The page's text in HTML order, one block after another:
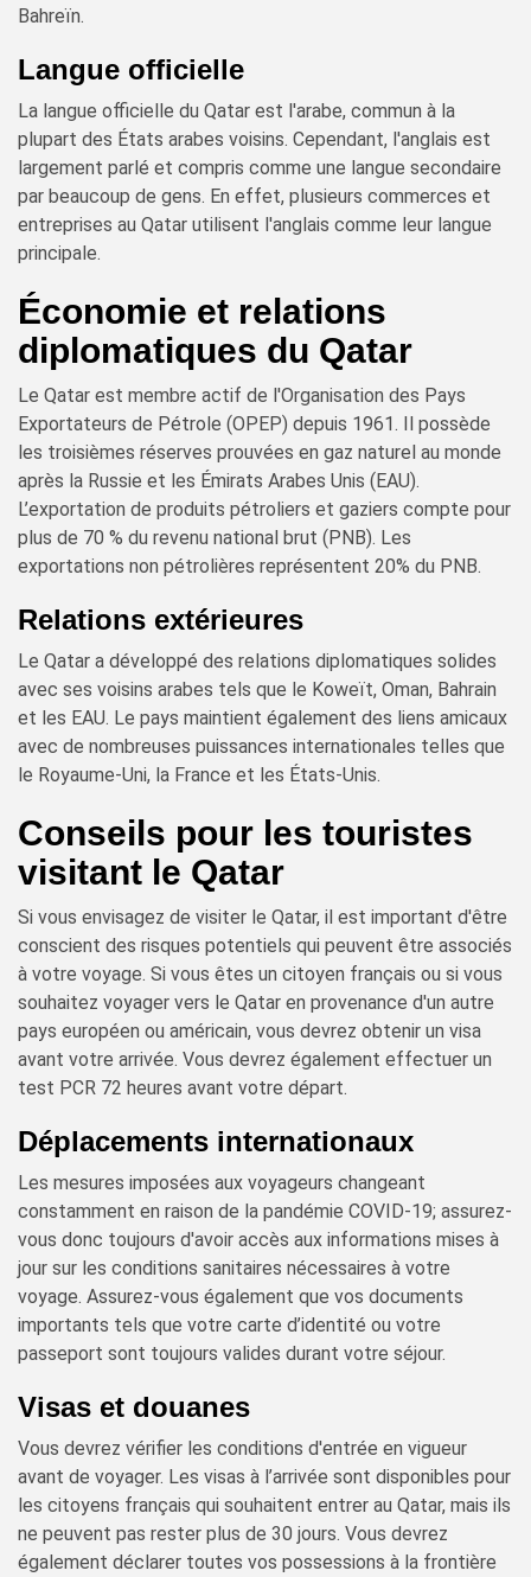
Bahreïn.
Langue officielle
La langue officielle du Qatar est l'arabe, commun à la
plupart des États arabes voisins. Cependant, l'anglais est
largement parlé et compris comme une langue secondaire
par beaucoup de gens. En effet, plusieurs commerces et
entreprises au Qatar utilisent l'anglais comme leur langue
principale.
Économie et relations
diplomatiques du Qatar
Le Qatar est membre actif de l'Organisation des Pays
Exportateurs de Pétrole (OPEP) depuis 1961. Il possède
les troisièmes réserves prouvées en gaz naturel au monde
après la Russie et les Émirats Arabes Unis (EAU).
L’exportation de produits pétroliers et gaziers compte pour
plus de 70 % du revenu national brut (PNB). Les
exportations non pétrolières représentent 20% du PNB.
Relations extérieures
Le Qatar a développé des relations diplomatiques solides
avec ses voisins arabes tels que le Koweït, Oman, Bahrain
et les EAU. Le pays maintient également des liens amicaux
avec de nombreuses puissances internationales telles que
le Royaume-Uni, la France et les États-Unis.
Conseils pour les touristes
visitant le Qatar
Si vous envisagez de visiter le Qatar, il est important d'être
conscient des risques potentiels qui peuvent être associés
à votre voyage. Si vous êtes un citoyen français ou si vous
souhaitez voyager vers le Qatar en provenance d'un autre
pays européen ou américain, vous devrez obtenir un visa
avant votre arrivée. Vous devrez également effectuer un
test PCR 72 heures avant votre départ.
Déplacements internationaux
Les mesures imposées aux voyageurs changeant
constamment en raison de la pandémie COVID-19; assurez-
vous donc toujours d'avoir accès aux informations mises à
jour sur les conditions sanitaires nécessaires à votre
voyage. Assurez-vous également que vos documents
importants tels que votre carte d’identité ou votre
passeport sont toujours valides durant votre séjour.
Visas et douanes
Vous devrez vérifier les conditions d'entrée en vigueur
avant de voyager. Les visas à l’arrivée sont disponibles pour
les citoyens français qui souhaitent entrer au Qatar, mais ils
ne peuvent pas rester plus de 30 jours. Vous devrez
également déclarer toutes vos possessions à la frontière